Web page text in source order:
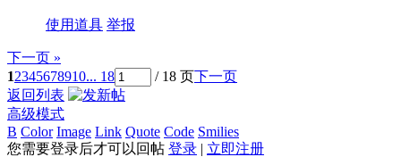
使用道具 举报
下一页 »
12345678910... 18 / 18 页下一页
返回列表
高级模式
B Color Image Link Quote Code Smilies
您需要登录后才可以回帖 登录 | 立即注册